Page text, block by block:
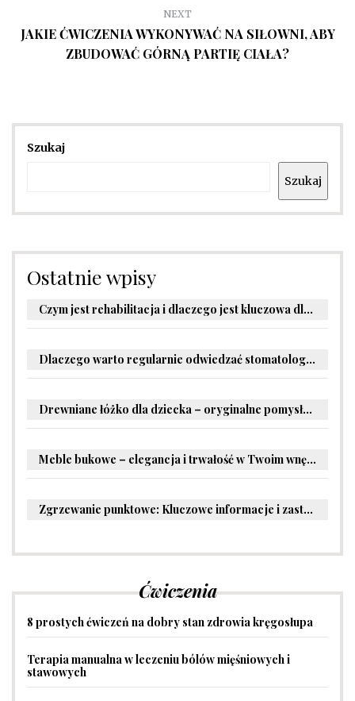
NEXT
JAKIE ĆWICZENIA WYKONYWAĆ NA SIŁOWNI, ABY
ZBUDOWAĆ GÓRNĄ PARTIĘ CIAŁA?
Szukaj
Szukaj
Ostatnie wpisy
Czym jest rehabilitacja i dlaczego jest kluczowa dla powrotu do zdrowia?
Dlaczego warto regularnie odwiedzać stomatologa?
Drewniane łóżko dla dziecka – oryginalne pomysły na aranżację pokoju malucha
Meble bukowe – elegancja i trwałość w Twoim wnętrzu
Zgrzewanie punktowe: Kluczowe informacje i zastosowania w przemyśle
Ćwiczenia
8 prostych ćwiczeń na dobry stan zdrowia kręgosłupa
Terapia manualna w leczeniu bólów mięśniowych i
stawowych